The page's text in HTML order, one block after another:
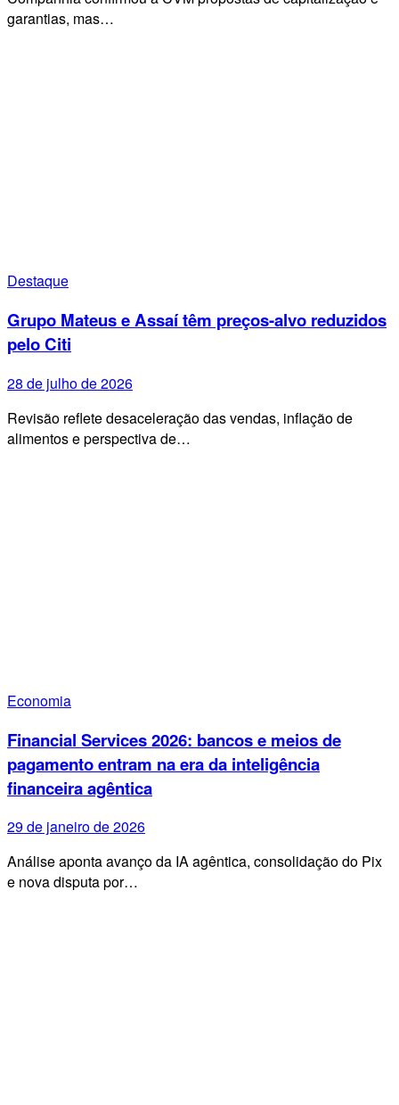
garantias, mas…
Destaque
Grupo Mateus e Assaí têm preços-alvo reduzidos
pelo Citi
28 de julho de 2026
Revisão reflete desaceleração das vendas, inflação de
alimentos e perspectiva de…
Economia
Financial Services 2026: bancos e meios de
pagamento entram na era da inteligência
financeira agêntica
29 de janeiro de 2026
Análise aponta avanço da IA agêntica, consolidação do Pix
e nova disputa por…